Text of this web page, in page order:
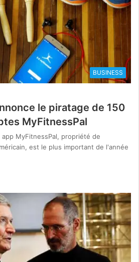
BUSINESS
le piratage de 150
MyFitnessPal
MyFitnessPal, propriété de
est le plus important de l'année